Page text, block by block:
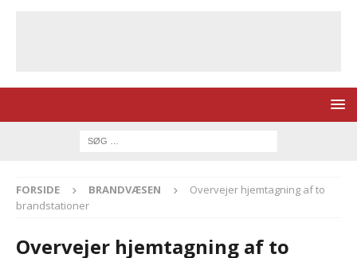
FORSIDE BRANDVÆSEN
Overvejer hjemtagning af to
brandstationer
Overvejer hjemtagning af to